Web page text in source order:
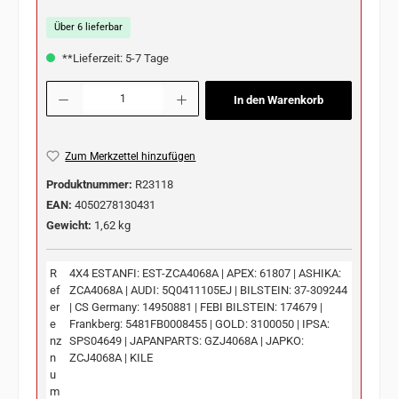
Über 6 lieferbar
**Lieferzeit: 5-7 Tage
Produkt Anzahl: Gib den gewünschten Wert ein oder benutze die Schaltflächen
In den Warenkorb
Zum Merkzettel hinzufügen
Produktnummer: R23118
EAN: 4050278130431
Gewicht: 1,62 kg
R
ef
er
e
nz
n
u
m
4X4 ESTANFI: EST-ZCA4068A | APEX: 61807 | ASHIKA:
ZCA4068A | AUDI: 5Q0411105EJ | BILSTEIN: 37-309244
| CS Germany: 14950881 | FEBI BILSTEIN: 174679 |
Frankberg: 5481FB0008455 | GOLD: 3100050 | IPSA:
SPS04649 | JAPANPARTS: GZJ4068A | JAPKO:
ZCJ4068A | KILE